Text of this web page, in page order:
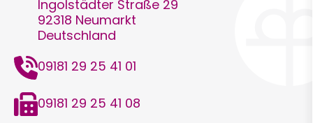
Ingolstädter Straße 29
92318 Neumarkt
Deutschland
Telefon09181 29 25 41 01
Telefax09181 29 25 41 08